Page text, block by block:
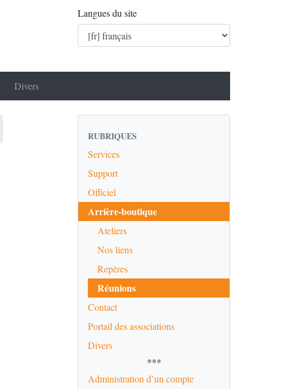
Langues du site
Divers
RUBRIQUES
Services
Support
Officiel
Arrière-boutique
Ateliers
Nos liens
Repères
Réunions
Contact
Portail des associations
Divers
***
Administration d’un compte